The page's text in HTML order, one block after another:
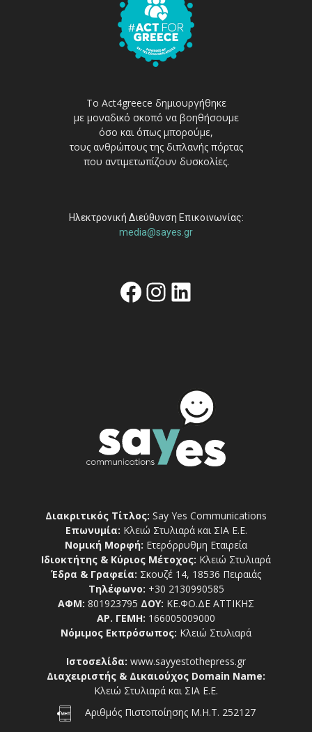
Το Act4greece δημιουργήθηκε
με μοναδικό σκοπό να βοηθήσουμε
όσο και όπως μπορούμε,
τους ανθρώπους της διπλανής πόρτας
που αντιμετωπίζουν δυσκολίες.
Ηλεκτρονική Διεύθυνση Επικοινωνίας:
media@sayes.gr
Facebook
Instagram
Linkedin
Διακριτικός Τίτλος: Say Yes Communications
Επωνυμία: Κλειώ Στυλιαρά και ΣΙΑ Ε.Ε.
Νομική Μορφή: Ετερόρρυθμη Εταιρεία
Ιδιοκτήτης & Κύριος Μέτοχος: Κλειώ Στυλιαρά
Έδρα & Γραφεία: Σκουζέ 14, 18536 Πειραιάς
Τηλέφωνο: +30 2130990585
ΑΦΜ: 801923795 ΔΟΥ: ΚΕ.ΦΟ.ΔΕ ΑΤΤΙΚΗΣ
ΑΡ. ΓΕΜΗ: 166005009000
Νόμιμος Εκπρόσωπος: Κλειώ Στυλιαρά
Ιστοσελίδα: www.sayyestothepress.gr
Διαχειριστής & Δικαιούχος Domain Name:
Κλειώ Στυλιαρά και ΣΙΑ Ε.Ε.
Αριθμός Πιστοποίησης Μ.Η.Τ. 252127